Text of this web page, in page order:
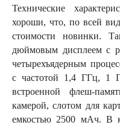
Технические
хороши, что, по всей
стоимости новинки.
дюймовым дисплеем с
четырехъядерным
с частотой 1,4 ГГц, 1
встроенной флеш-
камерой, слотом для
емкостью 2500 мАч. В